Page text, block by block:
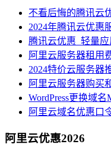
不看后悔的腾讯云
2024年腾讯云优惠
腾讯云优惠_轻量
阿里云服务器租用
2024特价云服务器
阿里云服务器购买
WordPress更换域
阿里云域名优惠口
阿里云优惠2026